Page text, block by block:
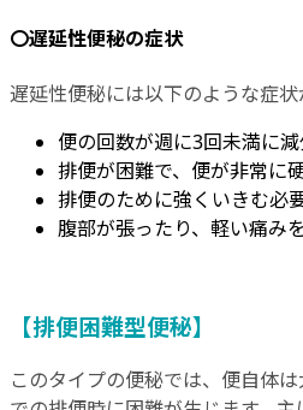
〇遅延性便秘の症状
遅延性便秘には以下のような症状
便の回数が週に3回未満に減
排便が困難で、便が非常に硬
排便のために強くいきむ必
腹部が張ったり、軽い痛み
【排便困難型便秘】
このタイプの便秘では、便自体